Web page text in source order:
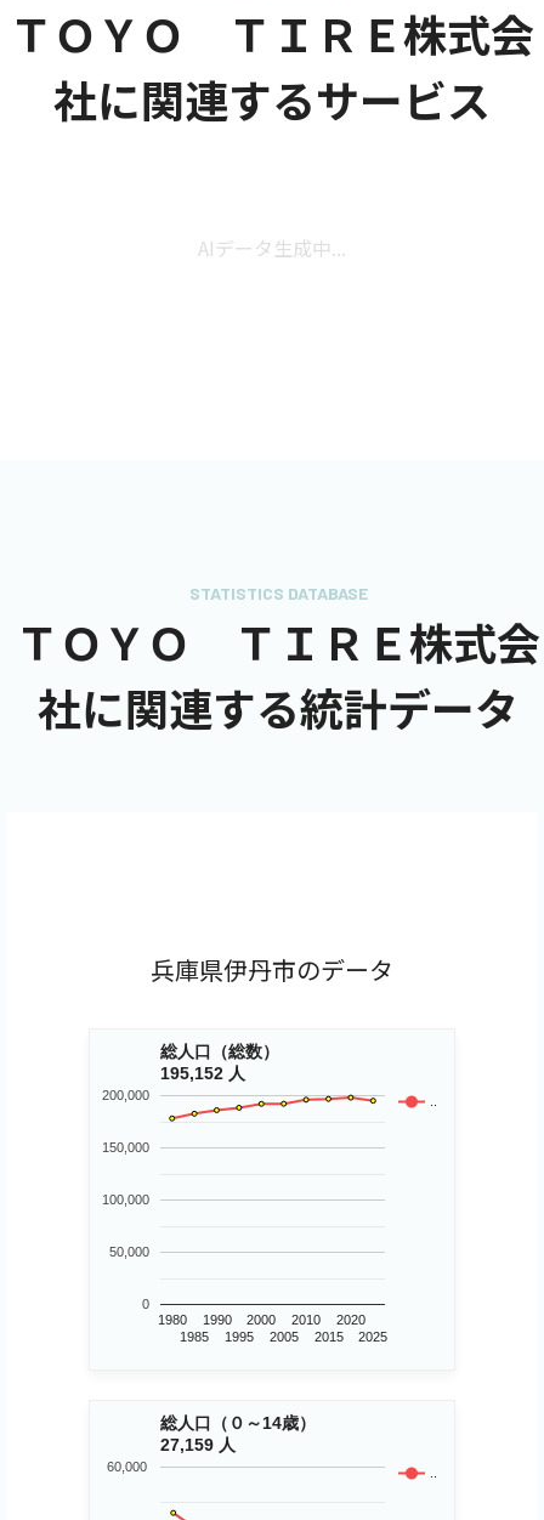
ＴＯＹＯ ＴＩＲＥ株式会
社に関連するサービス
AIデータ生成中...
STATISTICS DATABASE
ＴＯＹＯ ＴＩＲＥ株式会
社に関連する統計データ
兵庫県伊丹市のデータ
総人口（総数）
195,152 人
1980
1985
1990
1995
2000
2005
2010
2015
2020
2025
0
50,000
100,000
150,000
200,000
総人口（０～14歳）
27,159 人
60,000